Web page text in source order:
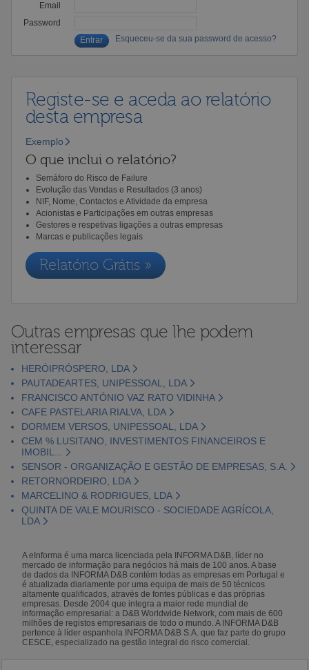
Email
Password
Esqueceu-se da sua password de acesso?
Registe-se e aceda ao relatório
desta empresa
Exemplo
O que inclui o relatório?
Semáforo do Risco de Failure
Evolução das Vendas e Resultados (3 anos)
NIF, Nome, Contactos e Atividade da empresa
Acionistas e Participações em outras empresas
Gestores e respetivas ligações a outras empresas
Marcas e publicações legais
Relatório Grátis »
Outras empresas que lhe podem
interessar
HERÓIPRÓSPERO, LDA
PAUTADEARTES, UNIPESSOAL, LDA
FRANCISCO ANTÓNIO VAZ RATO VIDINHA
CAFE PASTELARIA RIALVA, LDA
DORMEM VERSOS, UNIPESSOAL, LDA
CEM % LUSITANO, INVESTIMENTOS FINANCEIROS E
IMOBIL...
SENSOR - ORGANIZAÇÃO E GESTÃO DE EMPRESAS, S.A.
RETORNORDEIRO, LDA
MARCELINO & RODRIGUES, LDA
QUINTA DE VALE MOURISCO - SOCIEDADE AGRÍCOLA,
LDA
A eInforma é uma marca licenciada pela INFORMA D&B, líder no
mercado de informação para negócios há mais de 100 anos. A base
de dados da INFORMA D&B contém todas as empresas em Portugal e
é atualizada diariamente por uma equipa de mais de 50 técnicos
altamente qualificados, através de fontes públicas e das próprias
empresas. Desde 2004 que integra a maior rede mundial de
informação empresarial: a D&B Worldwide Network, com mais de 600
milhões de registos empresariais de todo o mundo. A INFORMA D&B
pertence à líder espanhola INFORMA D&B S.A. que faz parte do grupo
CESCE, especializado na gestão integral do risco comercial.